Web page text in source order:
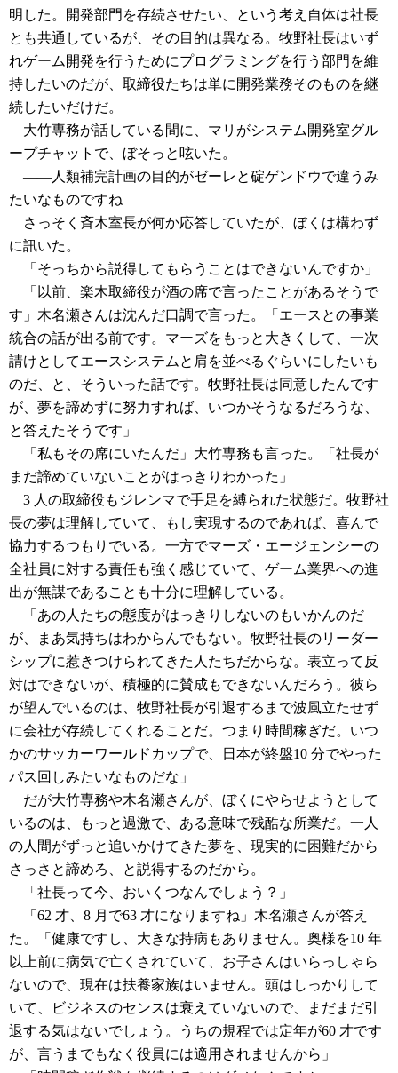
明した。開発部門を存続させたい、という考え自体は社長
とも共通しているが、その目的は異なる。牧野社長はいず
れゲーム開発を行うためにプログラミングを行う部門を維
持したいのだが、取締役たちは単に開発業務そのものを継
続したいだけだ。
大竹専務が話している間に、マリがシステム開発室グル
ープチャットで、ぼそっと呟いた。
――人類補完計画の目的がゼーレと碇ゲンドウで違うみ
たいなものですね
さっそく斉木室長が何か応答していたが、ぼくは構わず
に訊いた。
「そっちから説得してもらうことはできないんですか」
「以前、楽木取締役が酒の席で言ったことがあるそうで
す」木名瀬さんは沈んだ口調で言った。「エースとの事業
統合の話が出る前です。マーズをもっと大きくして、一次
請けとしてエースシステムと肩を並べるぐらいにしたいも
のだ、と、そういった話です。牧野社長は同意したんです
が、夢を諦めずに努力すれば、いつかそうなるだろうな、
と答えたそうです」
「私もその席にいたんだ」大竹専務も言った。「社長が
まだ諦めていないことがはっきりわかった」
3 人の取締役もジレンマで手足を縛られた状態だ。牧野社
長の夢は理解していて、もし実現するのであれば、喜んで
協力するつもりでいる。一方でマーズ・エージェンシーの
全社員に対する責任も強く感じていて、ゲーム業界への進
出が無謀であることも十分に理解している。
「あの人たちの態度がはっきりしないのもいかんのだ
が、まあ気持ちはわからんでもない。牧野社長のリーダー
シップに惹きつけられてきた人たちだからな。表立って反
対はできないが、積極的に賛成もできないんだろう。彼ら
が望んでいるのは、牧野社長が引退するまで波風立たせず
に会社が存続してくれることだ。つまり時間稼ぎだ。いつ
かのサッカーワールドカップで、日本が終盤10 分でやった
パス回しみたいなものだな」
だが大竹専務や木名瀬さんが、ぼくにやらせようとして
いるのは、もっと過激で、ある意味で残酷な所業だ。一人
の人間がずっと追いかけてきた夢を、現実的に困難だから
さっさと諦めろ、と説得するのだから。
「社長って今、おいくつなんでしょう？」
「62 才、8 月で63 才になりますね」木名瀬さんが答え
た。「健康ですし、大きな持病もありません。奥様を10 年
以上前に病気で亡くされていて、お子さんはいらっしゃら
ないので、現在は扶養家族はいません。頭はしっかりして
いて、ビジネスのセンスは衰えていないので、まだまだ引
退する気はないでしょう。うちの規程では定年が60 才です
が、言うまでもなく役員には適用されませんから」